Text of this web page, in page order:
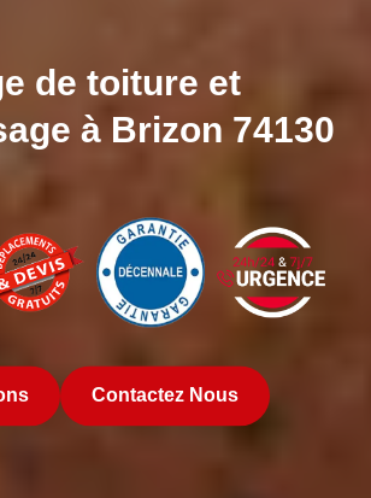
de toiture et
à Brizon 74130
Contactez Nous